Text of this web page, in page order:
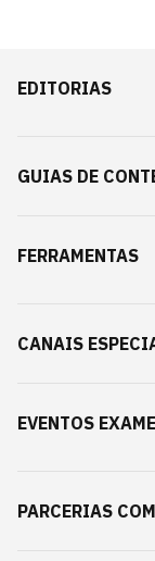
EDITORIAS
GUIAS DE
FERRAMENTAS
CANAIS
EVENTOS EXAME
PARCERIAS